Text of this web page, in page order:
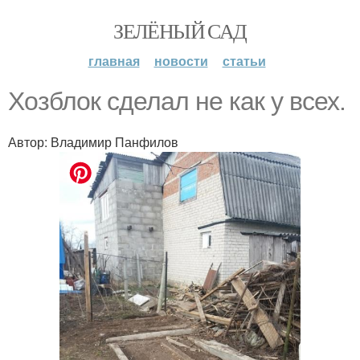
ЗЕЛЁНЫЙ САД
главная новости статьи
Хозблок сделал не как у всех.
Автор: Владимир Панфилов